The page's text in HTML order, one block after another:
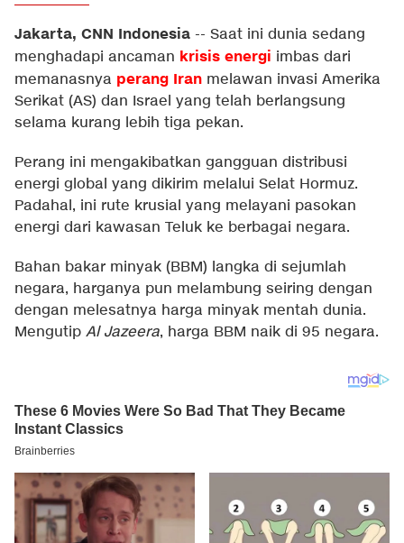
Jakarta, CNN Indonesia -- Saat ini dunia sedang
menghadapi ancaman krisis energi imbas dari
memanasnya perang Iran melawan invasi Amerika
Serikat (AS) dan Israel yang telah berlangsung
selama kurang lebih tiga pekan.
Perang ini mengakibatkan gangguan distribusi
energi global yang dikirim melalui Selat Hormuz.
Padahal, ini rute krusial yang melayani pasokan
energi dari kawasan Teluk ke berbagai negara.
Bahan bakar minyak (BBM) langka di sejumlah
negara, harganya pun melambung seiring dengan
dengan melesatnya harga minyak mentah dunia.
Mengutip Al Jazeera, harga BBM naik di 95 negara.